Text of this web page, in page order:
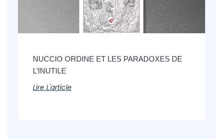
NUCCIO ORDINE ET LES PARADOXES DE
L’INUTILE
Lire L'article